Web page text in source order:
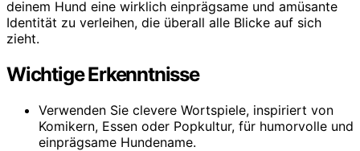
deinem Hund eine wirklich einprägsame und amüsante
Identität zu verleihen, die überall alle Blicke auf sich
zieht.
Wichtige Erkenntnisse
Verwenden Sie clevere Wortspiele, inspiriert von
Komikern, Essen oder Popkultur, für humorvolle und
einprägsame Hundename.